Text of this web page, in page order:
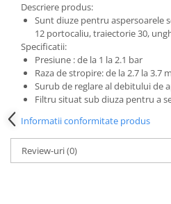
Descriere produs:
Sunt diuze pentru aspersoarele
12 portocaliu, traiectorie 30,
Specificatii:
Presiune : de la 1 la 2.1 bar
Raza de stropire: de la 2.7 la 3.7 m
Surub de reglare al debitului de
Filtru situat sub diuza pentru a
Informatii conformitate produs
Review-uri(0)